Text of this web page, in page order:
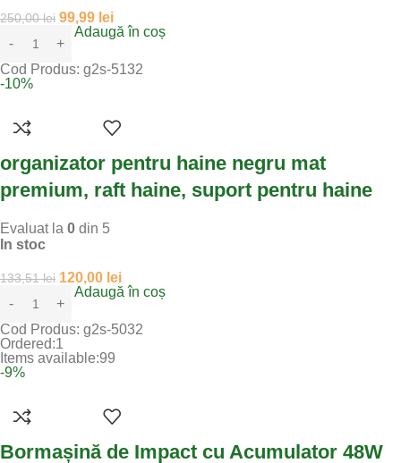
250,00lei 99,99 lei
Adaugă în coș
Cod Produs: g2s-5132
-10%
organizator pentru haine negru mat
premium, raft haine, suport pentru haine
Evaluat la 0 din 5
In stoc
133,51lei 120,00 lei
Adaugă în coș
Cod Produs: g2s-5032
Ordered:1
Items available:99
-9%
Bormașină de Impact cu Acumulator 48W